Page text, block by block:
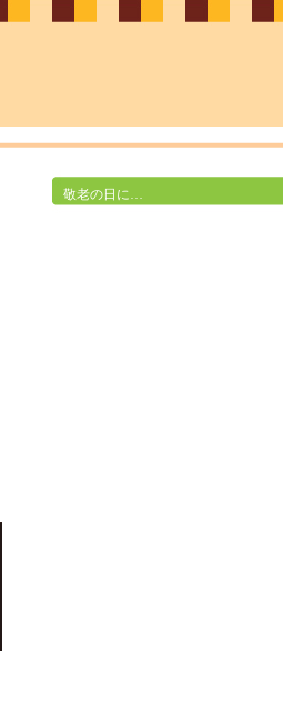
敬老の日に…